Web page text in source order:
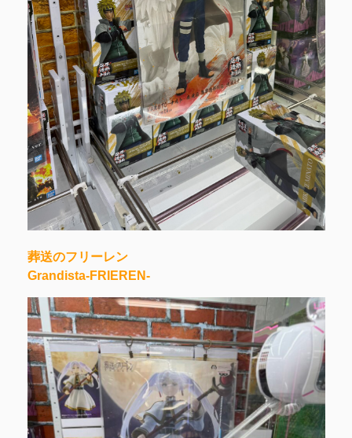
葬送のフリーレン
Grandista-FRIEREN-